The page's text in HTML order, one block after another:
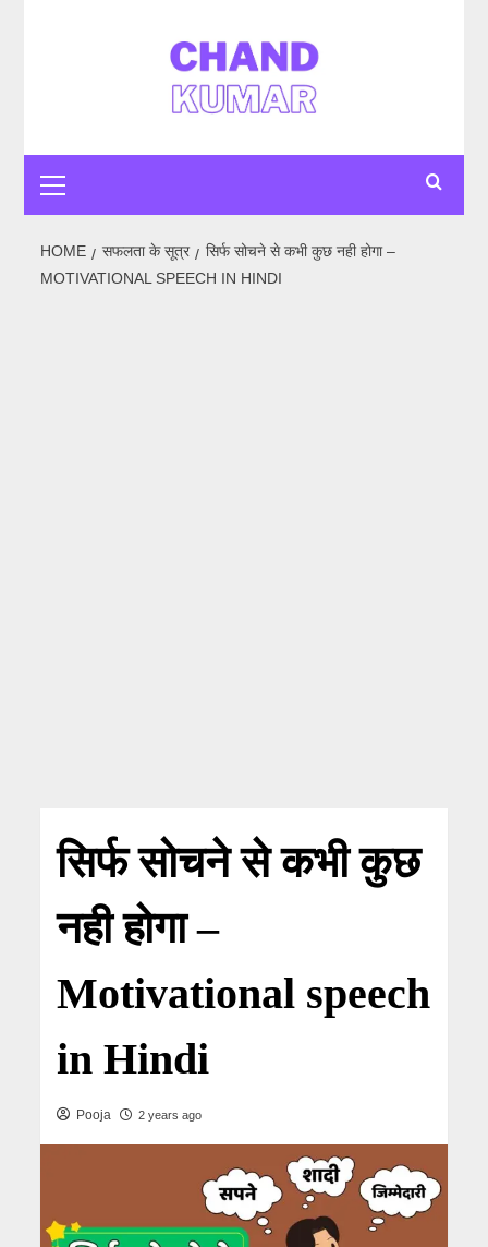
Menu
HOME सफलता के सूत्र
सिर्फ सोचने से कभी कुछ नही होगा –
MOTIVATIONAL SPEECH IN HINDI
सिर्फ सोचने से कभी कुछ
नही होगा –
Motivational speech
in Hindi
Pooja 2 years ago